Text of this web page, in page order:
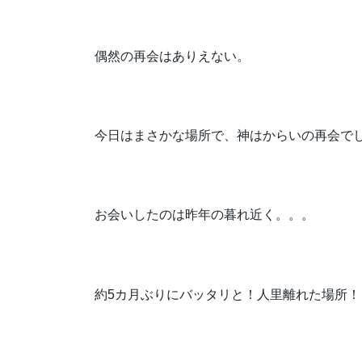
偶然の再会はありえない。
今日はまさかな場所で、神はからいの再会で
お会いしたのは昨年の暮れ近く。。。
約5カ月ぶりにバッタリと！人里離れた場所！